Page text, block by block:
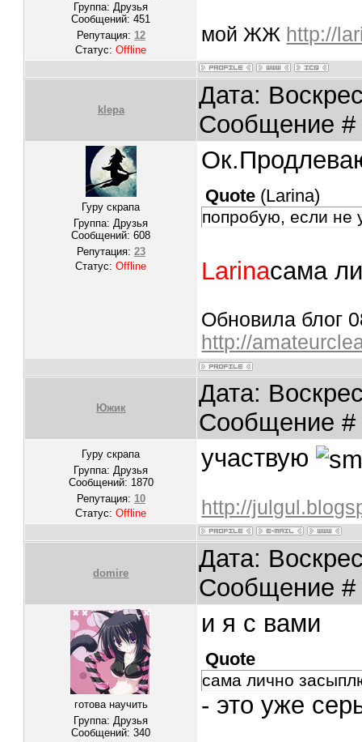
Группа: Друзья
Сообщений:451
Репутация: 12
Статус:Offline
мой ЖЖ http://
klepa
Дата:
Сообщение
Гуру скрапа
Группа: Друзья
Сообщений:608
Репутация: 23
Статус:Offline
Quote (Larina)
попробую, если не
Larinaсама
Обновила блог
http://
Южик
Дата:
Сообщение
Гуру скрапа
Группа: Друзья
Сообщений: 1870
Репутация: 10
Статус:Offline
участвую
http://
domire
Дата:
Сообщение
готова научить
Группа: Друзья
Сообщений:340
и я с вами
Quote
сама лично
- это уже